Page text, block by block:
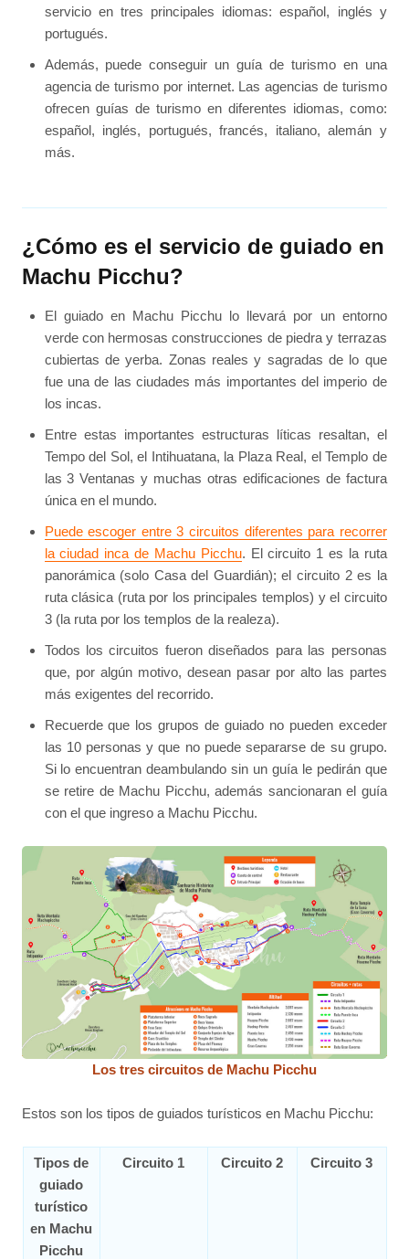
servicio en tres principales idiomas: español, inglés y
portugués.
Además, puede conseguir un guía de turismo en una
agencia de turismo por internet. Las agencias de turismo
ofrecen guías de turismo en diferentes idiomas, como:
español, inglés, portugués, francés, italiano, alemán y
más.
¿Cómo es el servicio de guiado en
Machu Picchu?
El guiado en Machu Picchu lo llevará por un entorno
verde con hermosas construcciones de piedra y terrazas
cubiertas de yerba. Zonas reales y sagradas de lo que
fue una de las ciudades más importantes del imperio de
los incas.
Entre estas importantes estructuras líticas resaltan, el
Tempo del Sol, el Intihuatana, la Plaza Real, el Templo de
las 3 Ventanas y muchas otras edificaciones de factura
única en el mundo.
Puede escoger entre 3 circuitos diferentes para recorrer
la ciudad inca de Machu Picchu. El circuito 1 es la ruta
panorámica (solo Casa del Guardián); el circuito 2 es la
ruta clásica (ruta por los principales templos) y el circuito
3 (la ruta por los templos de la realeza).
Todos los circuitos fueron diseñados para las personas
que, por algún motivo, desean pasar por alto las partes
más exigentes del recorrido.
Recuerde que los grupos de guiado no pueden exceder
las 10 personas y que no puede separarse de su grupo.
Si lo encuentran deambulando sin un guía le pedirán que
se retire de Machu Picchu, además sancionaran el guía
con el que ingreso a Machu Picchu.
Los tres circuitos de Machu Picchu
Estos son los tipos de guiados turísticos en Machu Picchu:
Tipos de
guiado
turístico
en Machu
Picchu
Circuito 1 Circuito 2 Circuito 3